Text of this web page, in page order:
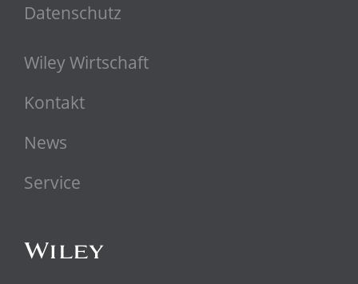
Datenschutz
Wiley Wirtschaft
Kontakt
News
Service